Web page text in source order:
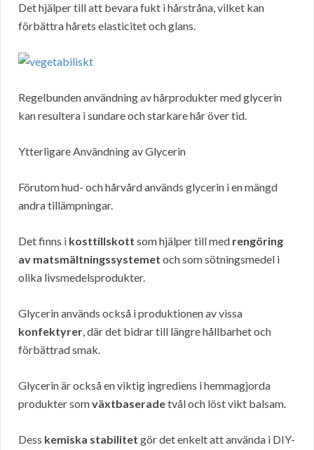
Det hjälper till att bevara fukt i hårstråna, vilket kan
förbättra hårets elasticitet och glans.
Regelbunden användning av hårprodukter med glycerin
kan resultera i sundare och starkare hår över tid.
Ytterligare Användning av Glycerin
Förutom hud- och hårvård används glycerin i en mängd
andra tillämpningar.
Det finns i kosttillskott som hjälper till med rengöring
av matsmältningssystemet och som sötningsmedel i
olika livsmedelsprodukter.
Glycerin används också i produktionen av vissa
konfektyrer, där det bidrar till längre hållbarhet och
förbättrad smak.
Glycerin är också en viktig ingrediens i hemmagjorda
produkter somväxtbaseradetvål och löst vikt balsam.
Dess kemiska stabilitet gör det enkelt att använda i DIY-